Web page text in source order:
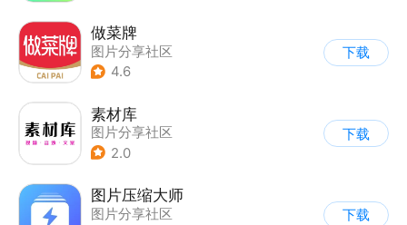
做菜牌
图片分享社区
4.6
下载
素材库
图片分享社区
2.0
下载
图片压缩大师
图片分享社区
下载